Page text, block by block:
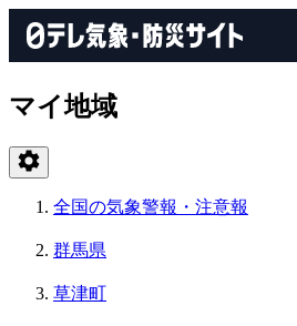
マイ地域
全国の気象警報・注意報
群馬県
草津町